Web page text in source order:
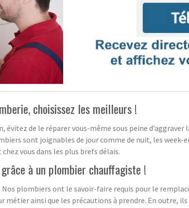
choisissez les meilleurs !
évitez de le réparer vous-même sous peine
sont joignables de jour comme de nuit, les week-
vous dans les plus brefs délais.
à un plombier chauffagiste !
Nos plombiers ont le savoir-faire requis pour le
métier ainsi que les précautions à prendre. En outre,